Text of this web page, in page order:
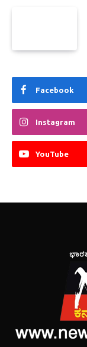
Facebook
Instagram
YouTube